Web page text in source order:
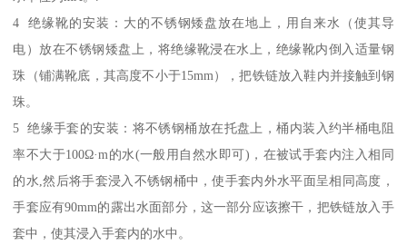
4 绝缘靴的安装：大的不锈钢矮盘放在地上，用自来水（使其导
电）放在不锈钢矮盘上，将绝缘靴浸在水上，绝缘靴内倒入适量钢
珠（铺满靴底，其高度不小于15mm），把铁链放入鞋内并接触到钢
珠。
5 绝缘手套的安装：将不锈钢桶放在托盘上，桶内装入约半桶电阻
率不大于100Ω·m的水(一般用自然水即可)，在被试手套内注入相同
的水,然后将手套浸入不锈钢桶中，使手套内外水平面呈相同高度，
手套应有90mm的露出水面部分，这一部分应该擦干，把铁链放入手
套中，使其浸入手套内的水中。